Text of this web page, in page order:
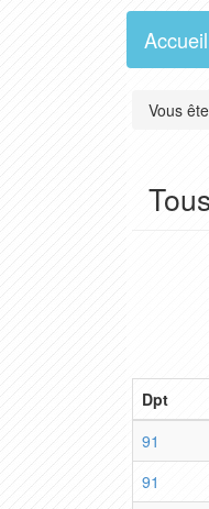
Accueil
Vous
Dpt
91
91